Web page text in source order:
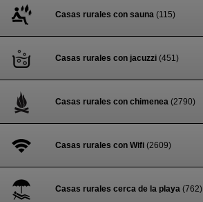
Casas rurales con sauna (115)
Casas rurales con jacuzzi (451)
Casas rurales con chimenea (2790)
Casas rurales con Wifi (2609)
Casas rurales cerca de la playa (762)